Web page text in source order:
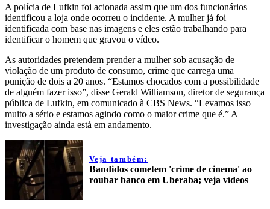
A polícia de Lufkin foi acionada assim que um dos funcionários
identificou a loja onde ocorreu o incidente. A mulher já foi
identificada com base nas imagens e eles estão trabalhando para
identificar o homem que gravou o vídeo.
As autoridades pretendem prender a mulher sob acusação de
violação de um produto de consumo, crime que carrega uma
punição de dois a 20 anos. “Estamos chocados com a possibilidade
de alguém fazer isso”, disse Gerald Williamson, diretor de segurança
pública de Lufkin, em comunicado à CBS News. “Levamos isso
muito a sério e estamos agindo como o maior crime que é.” A
investigação ainda está em andamento.
Veja também:
Bandidos cometem 'crime de cinema' ao
roubar banco em Uberaba; veja vídeos